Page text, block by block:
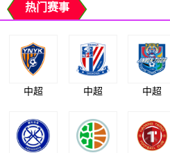
热门赛事
中超 中超 中超